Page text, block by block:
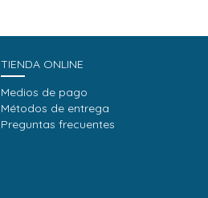
TIENDA ONLINE
Medios de pago
Métodos de entrega
Preguntas frecuentes